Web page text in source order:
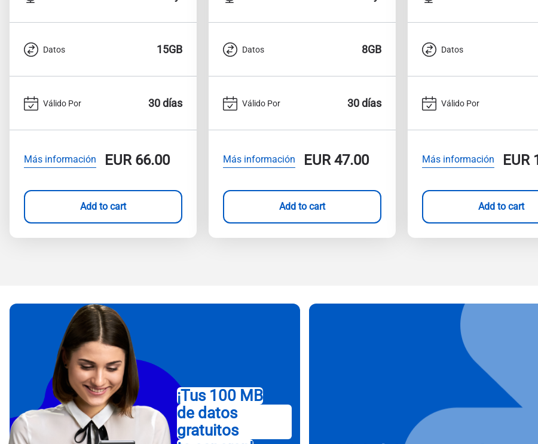
Datos 15GB
Válido Por 30 días
Más información EUR66.00
Add to cart
Datos 8GB
Válido Por 30 días
Más información EUR47.00
Add to cart
Datos
Válido Por
Más información EUR
Add to cart
¡Tus 100 MB
de datos
gratuitos